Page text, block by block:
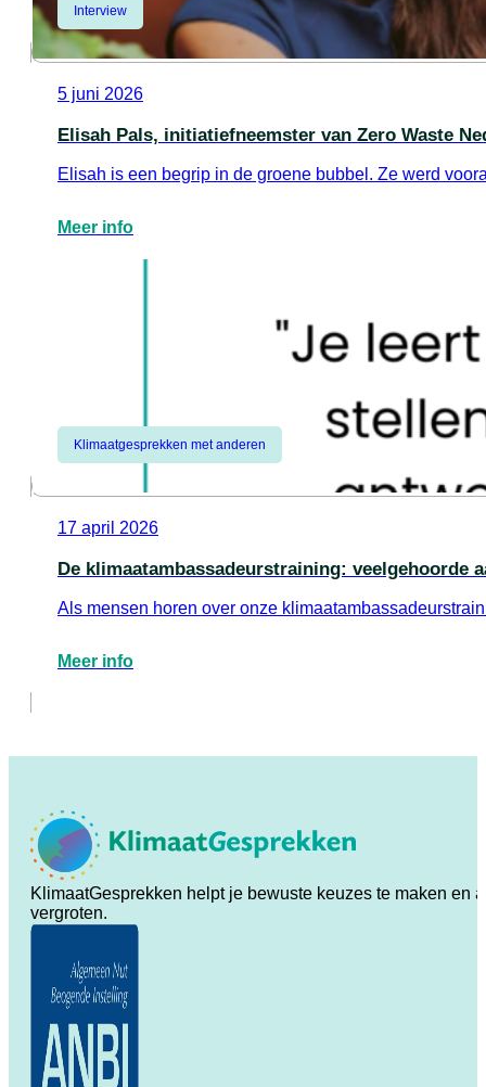
Interview
5 juni 2026
Elisah Pals, initiatiefneemster van Zero Waste
Elisah is een begrip in de groene bubbel. Ze werd
Meer info
Klimaatgesprekken met anderen
17 april 2026
De klimaatambassadeurstraining: veelgehoorde
Als mensen horen over onze
Meer info
KlimaatGesprekken helpt je bewuste keuzes te maken en
vergroten.